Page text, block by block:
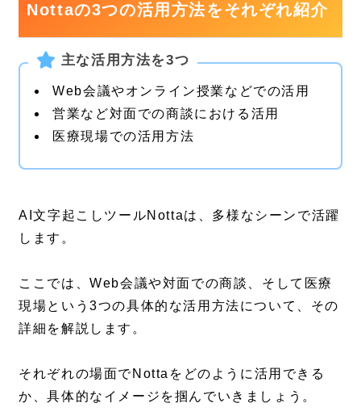
Nottaの3つの活用方法をそれぞれ紹介
主な活用方法を3つ
Web会議やオンライン授業などでの活用
営業など対面での商談における活用
医療現場での活用方法
AI文字起こしツールNottaは、多様なシーンで活躍
します。
ここでは、Web会議や対面での商談、そして医療
現場という3つの具体的な活用方法について、その
詳細を解説します。
それぞれの場面でNottaをどのように活用できる
か、具体的なイメージを掴んでいきましょう。